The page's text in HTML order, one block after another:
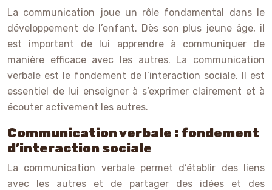
La communication joue un rôle fondamental dans le
développement de l’enfant. Dès son plus jeune âge, il
est important de lui apprendre à communiquer de
manière efficace avec les autres. La communication
verbale est le fondement de l’interaction sociale. Il est
essentiel de lui enseigner à s’exprimer clairement et à
écouter activement les autres.
Communication verbale : fondement
d’interaction sociale
La communication verbale permet d’établir des liens
avec les autres et de partager des idées et des